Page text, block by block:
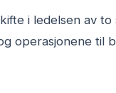
i ledelsen av
operasjonene til